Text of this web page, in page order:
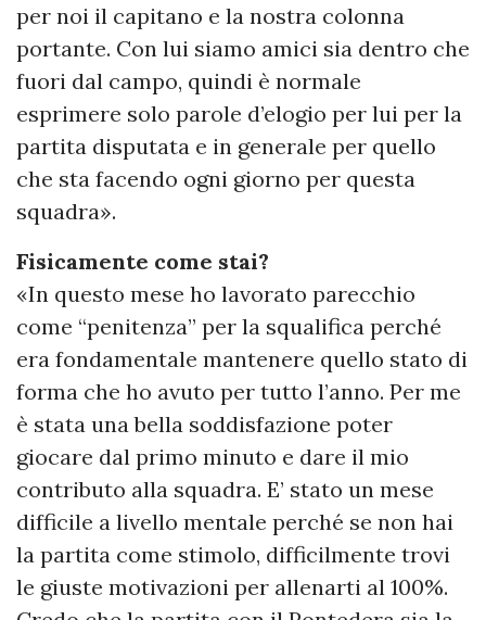
per noi il capitano e la nostra colonna
portante. Con lui siamo amici sia dentro che
fuori dal campo, quindi è normale
esprimere solo parole d’elogio per lui per la
partita disputata e in generale per quello
che sta facendo ogni giorno per questa
squadra».
Fisicamente come stai?
«In questo mese ho lavorato parecchio
come “penitenza” per la squalifica perché
era fondamentale mantenere quello stato di
forma che ho avuto per tutto l’anno. Per me
è stata una bella soddisfazione poter
giocare dal primo minuto e dare il mio
contributo alla squadra. E’ stato un mese
difficile a livello mentale perché se non hai
la partita come stimolo, difficilmente trovi
le giuste motivazioni per allenarti al 100%.